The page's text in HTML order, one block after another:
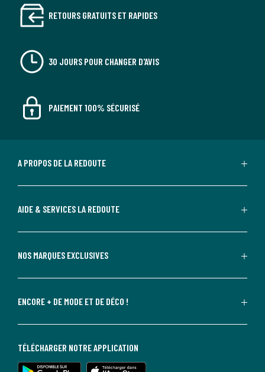
RETOURS GRATUITS ET RAPIDES
30 JOURS POUR CHANGER D'AVIS
PAIEMENT 100% SÉCURISÉ
A PROPOS DE LA REDOUTE
AIDE & SERVICES LA REDOUTE
NOS MARQUES EXCLUSIVES
ENCORE + DE MODE ET DE DÉCO !
TÉLÉCHARGER NOTRE APPLICATION